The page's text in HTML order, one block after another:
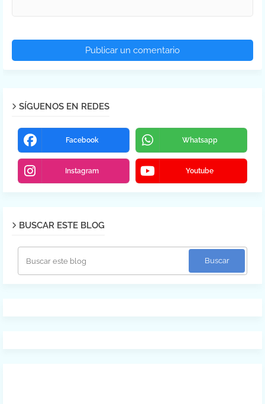
Publicar un comentario
SÍGUENOS EN REDES
Facebook Whatsapp
Instagram Youtube
BUSCAR ESTE BLOG